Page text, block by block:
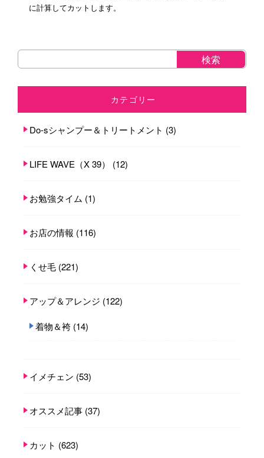
に計算してカットします。
カテゴリー
Do-sシャンプー＆トリートメント (3)
LIFE WAVE（X 39） (12)
お勉強タイム (1)
お店の情報 (116)
くせ毛 (221)
アップ＆アレンジ (122)
着物＆袴 (14)
イメチェン (53)
オススメ記事 (37)
カット (623)